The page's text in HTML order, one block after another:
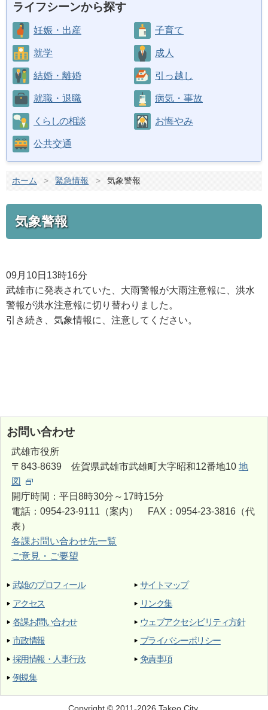
ライフシーンから探す
妊娠・出産 子育て
就学 成人
結婚・離婚 引っ越し
就職・退職 病気・事故
くらしの相談 お悔やみ
公共交通
ホーム > 緊急情報 > 気象警報
気象警報
09月10日13時16分
武雄市に発表されていた、大雨警報が大雨注意報に、洪水
警報が洪水注意報に切り替わりました。
引き続き、気象情報に、注意してください。
お問い合わせ
武雄市役所
〒843-8639 佐賀県武雄市武雄町大字昭和12番地10 地
図
開庁時間：平日8時30分～17時15分
電話：0954-23-9111（案内） FAX：0954-23-3816（代
表）
各課お問い合わせ先一覧
ご意見・ご要望
武雄のプロフィール
アクセス
各課お問い合わせ
市政情報
採用情報・人事行政
例規集
サイトマップ
リンク集
ウェブアクセシビリティ方針
プライバシーポリシー
免責事項